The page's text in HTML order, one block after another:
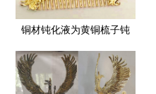
铜材钝化液为黄铜梳子钝